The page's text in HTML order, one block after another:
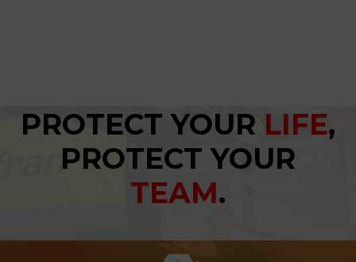
PROTECT YOUR LIFE,
PROTECT YOUR
TEAM.